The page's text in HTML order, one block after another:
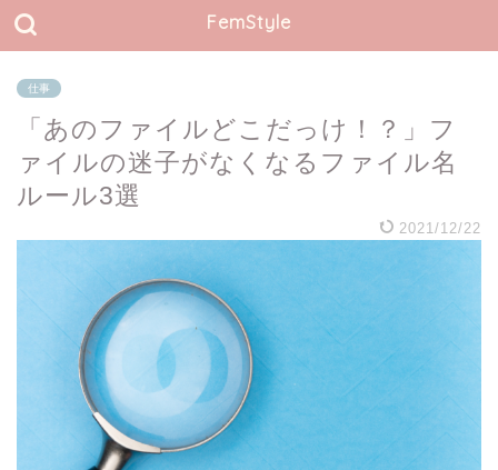
FemStyle
仕事
「あのファイルどこだっけ！？」フ
ァイルの迷子がなくなるファイル名
ルール3選
2021/12/22